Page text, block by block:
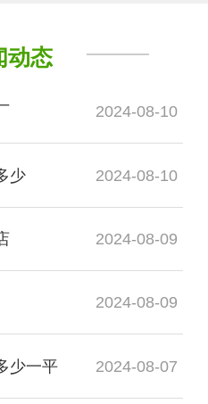
动态
2024-08-10
少 2024-08-10
2024-08-09
2024-08-09
少一平 2024-08-07